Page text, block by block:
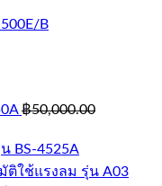
B
฿50,000.00
BS-4525A